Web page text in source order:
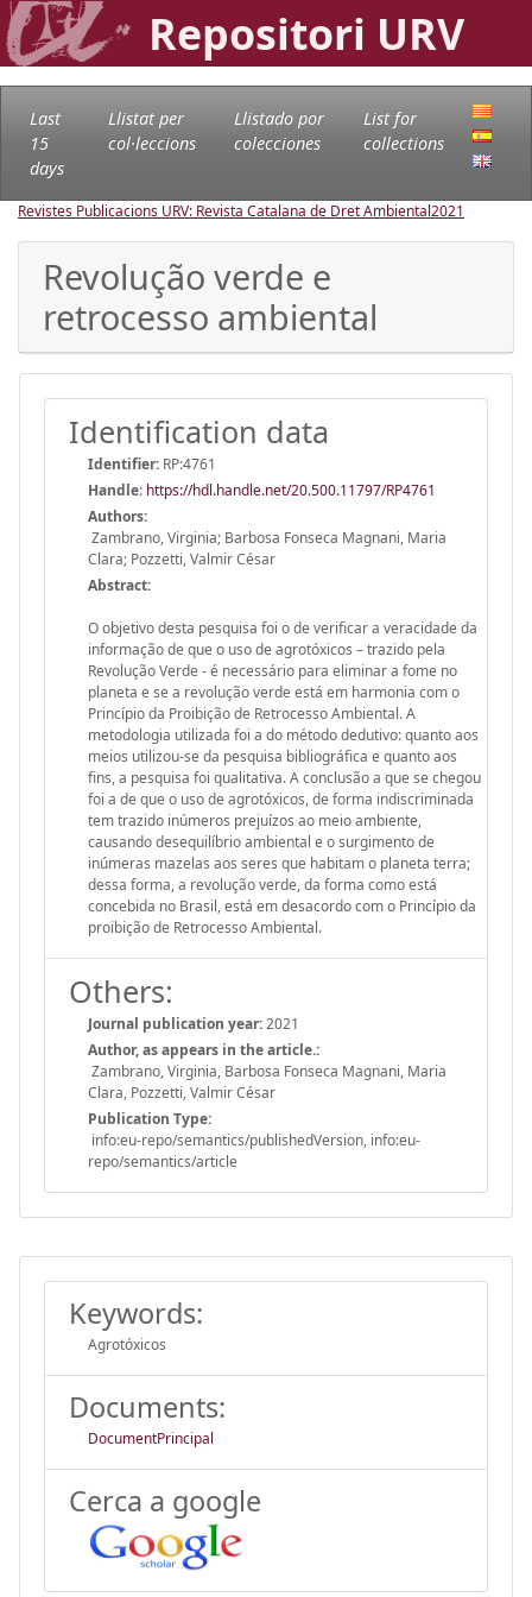
Repositori URV
Last
15
days
Llistat per
col·leccions
Llistado por
colecciones
List for
collections
Revistes Publicacions URV: Revista Catalana de Dret Ambiental2021
Revolução verde e
retrocesso ambiental
Identification data
Identifier: RP:4761
Handle: https://hdl.handle.net/20.500.11797/RP4761
Authors:
Zambrano, Virginia; Barbosa Fonseca Magnani, Maria
Clara; Pozzetti, Valmir César
Abstract:
O objetivo desta pesquisa foi o de verificar a veracidade da
informação de que o uso de agrotóxicos – trazido pela
Revolução Verde - é necessário para eliminar a fome no
planeta e se a revolução verde está em harmonia com o
Princípio da Proibição de Retrocesso Ambiental. A
metodologia utilizada foi a do método dedutivo: quanto aos
meios utilizou-se da pesquisa bibliográfica e quanto aos
fins, a pesquisa foi qualitativa. A conclusão a que se chegou
foi a de que o uso de agrotóxicos, de forma indiscriminada
tem trazido inúmeros prejuízos ao meio ambiente,
causando desequilíbrio ambiental e o surgimento de
inúmeras mazelas aos seres que habitam o planeta terra;
dessa forma, a revolução verde, da forma como está
concebida no Brasil, está em desacordo com o Princípio da
proibição de Retrocesso Ambiental.
Others:
Journal publication year:2021
Author, as appears in the article.:
Zambrano, Virginia, Barbosa Fonseca Magnani, Maria
Clara, Pozzetti, Valmir César
Publication Type:
info:eu-repo/semantics/publishedVersion, info:eu-
repo/semantics/article
Keywords:
Agrotóxicos
Documents:
DocumentPrincipal
Cerca a google